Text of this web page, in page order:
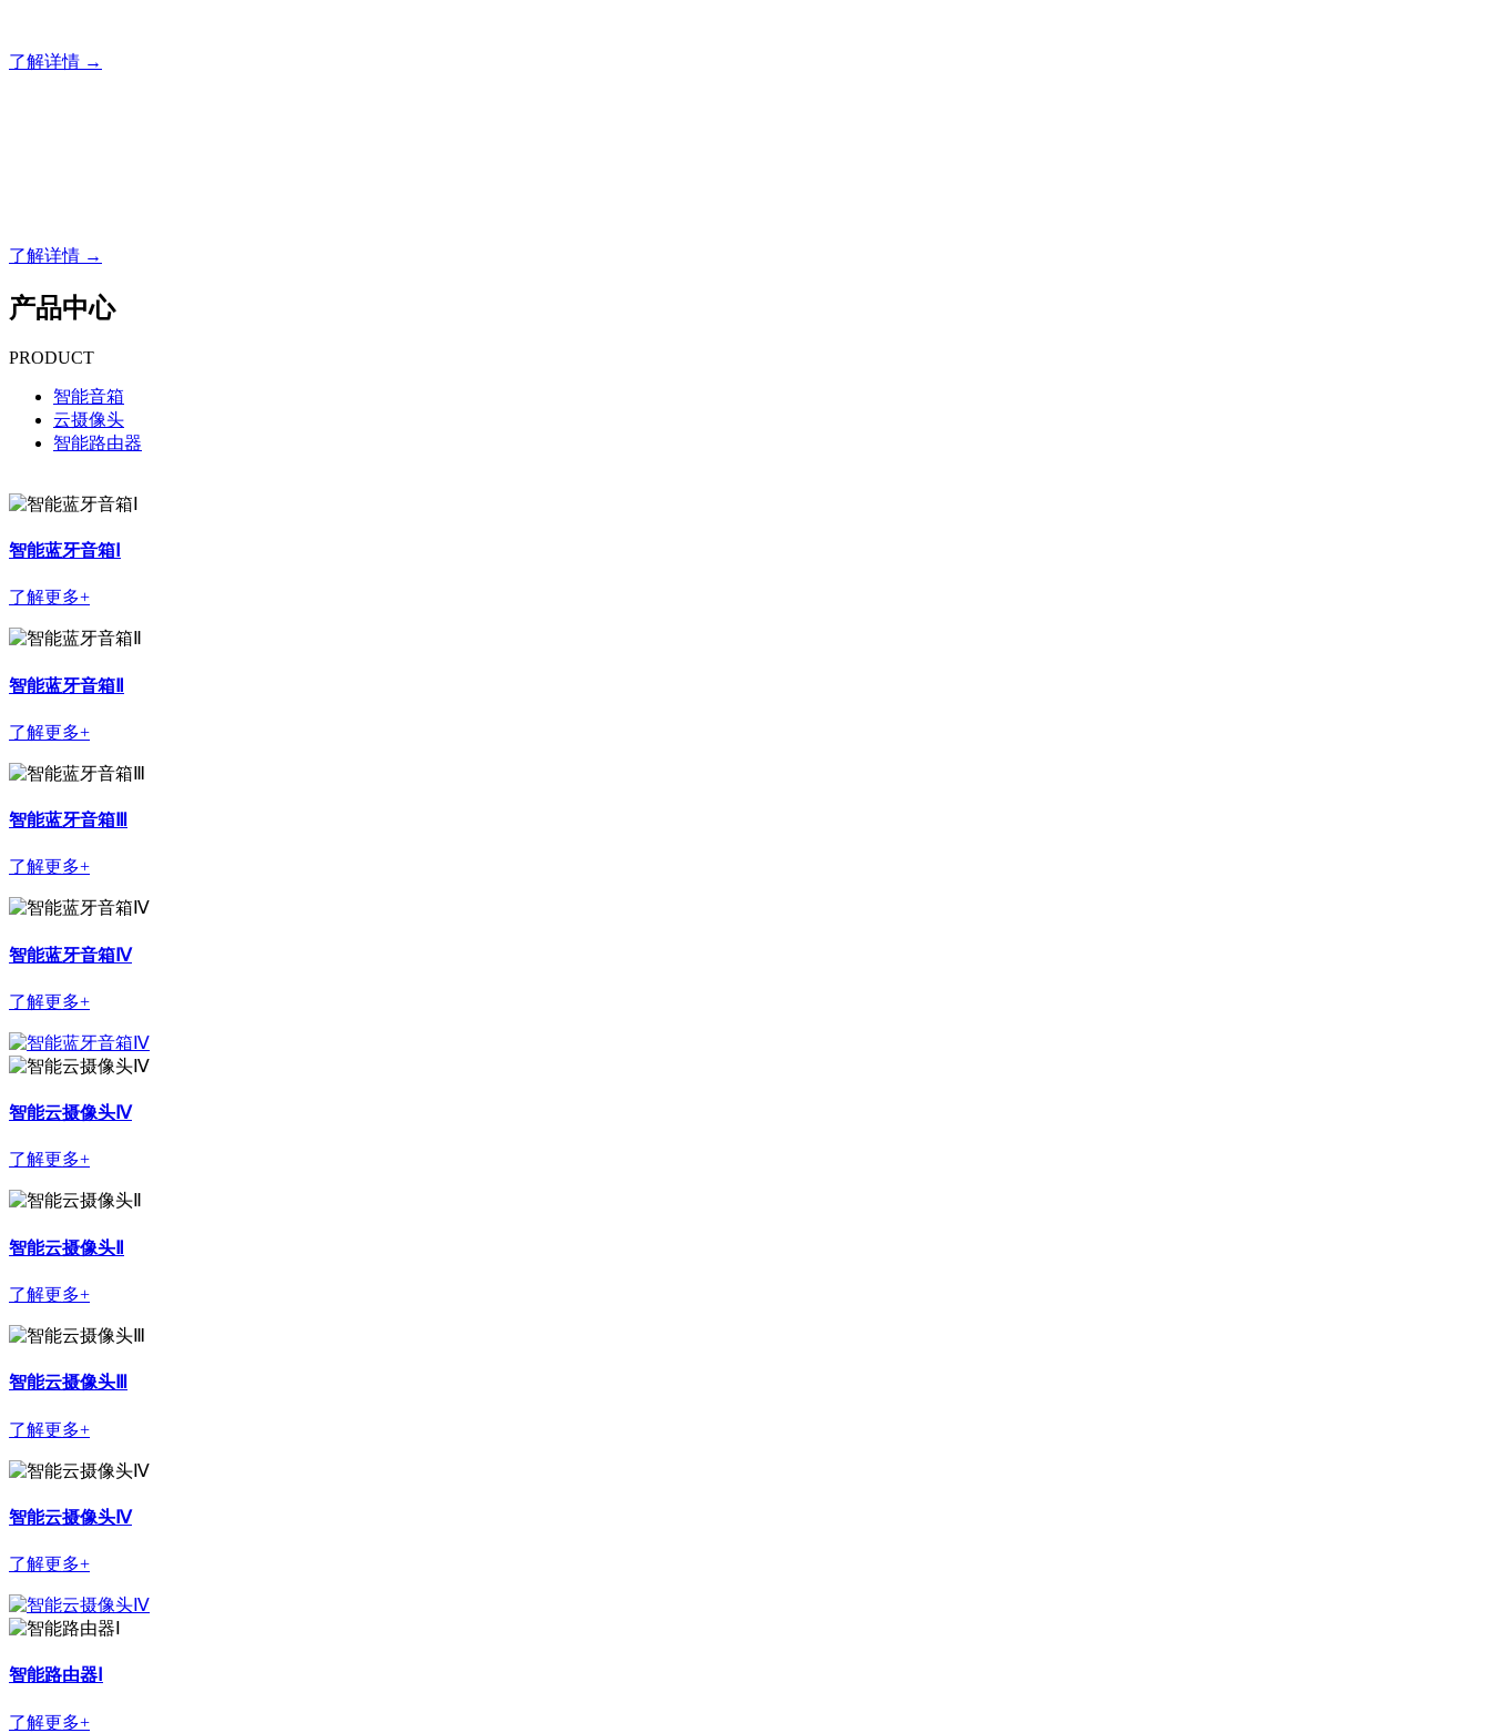
了解详情 →
了解详情 →
产品中心
PRODUCT
智能音箱
云摄像头
智能路由器
智能蓝牙音箱Ⅰ
了解更多+
智能蓝牙音箱Ⅱ
了解更多+
智能蓝牙音箱Ⅲ
了解更多+
智能蓝牙音箱Ⅳ
了解更多+
智能云摄像头Ⅳ
了解更多+
智能云摄像头Ⅱ
了解更多+
智能云摄像头Ⅲ
了解更多+
智能云摄像头Ⅳ
了解更多+
智能路由器Ⅰ
了解更多+